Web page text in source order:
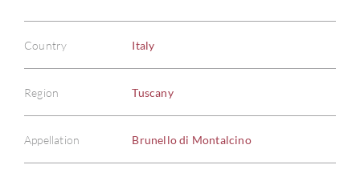
Country Italy
Region Tuscany
Appellation Brunello di Montalcino